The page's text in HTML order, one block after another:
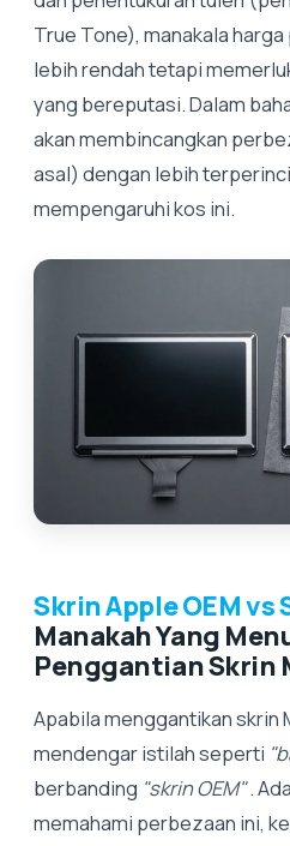
True Tone), manakala
lebih rendah tetapi
yang bereputasi. Dalam
akan membincangkan
asal) dengan lebih
mempengaruhi kos ini.
Skrin Apple OEM vs
Manakah Yang
Penggantian Skrin
Apabila menggantikan skrin
mendengar istilah seperti
berbanding "skrin OEM".
memahami perbezaan ini,